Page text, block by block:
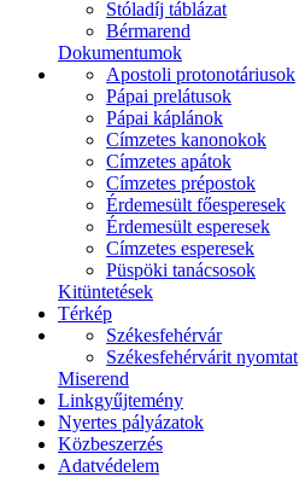
Stóladíj táblázat
Bérmarend
Dokumentumok
Apostoli protonotáriusok
Pápai prelátusok
Pápai káplánok
Címzetes kanonokok
Címzetes apátok
Címzetes prépostok
Érdemesült főesperesek
Érdemesült esperesek
Címzetes esperesek
Püspöki tanácsosok
Kitüntetések
Térkép
Székesfehérvár
Székesfehérvárit nyomtat
Miserend
Linkgyűjtemény
Nyertes pályázatok
Közbeszerzés
Adatvédelem